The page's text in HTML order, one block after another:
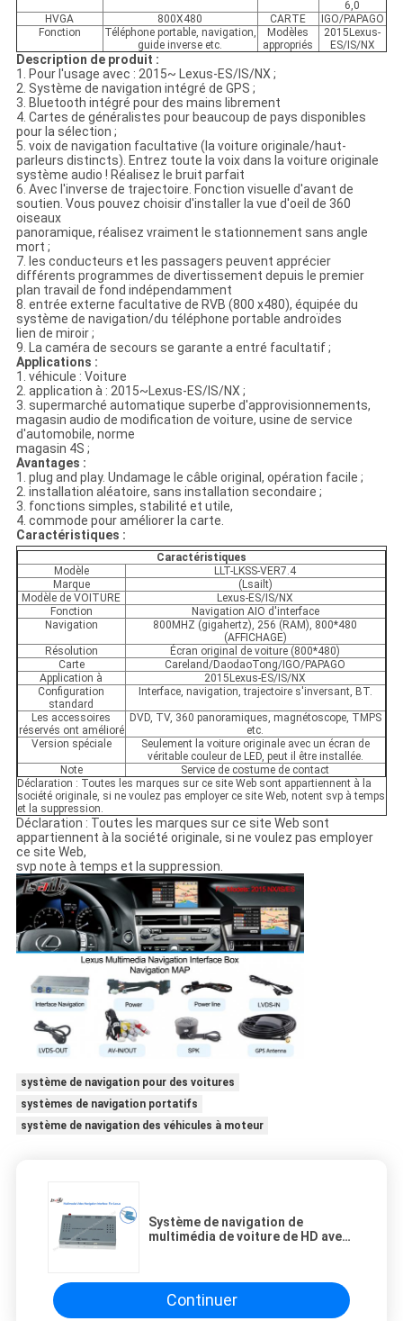
6,0
HVGA
800X480 CARTE
IGO/PAPAGO
Fonction
Téléphone portable, navigation,
guide inverse etc.
Modèles
appropriés
2015Lexus-
ES/IS/NX
Description de produit :
1. Pour l'usage avec : 2015~ Lexus-ES/IS/NX ;
2. Système de navigation intégré de GPS ;
3. Bluetooth intégré pour des mains librement
4. Cartes de généralistes pour beaucoup de pays disponibles
pour la sélection ;
5. voix de navigation facultative (la voiture originale/haut-
parleurs distincts). Entrez toute la voix dans la voiture originale
système audio ! Réalisez le bruit parfait
6. Avec l'inverse de trajectoire. Fonction visuelle d'avant de
soutien. Vous pouvez choisir d'installer la vue d'oeil de 360
oiseaux
panoramique, réalisez vraiment le stationnement sans angle
mort ;
7. les conducteurs et les passagers peuvent apprécier
différents programmes de divertissement depuis le premier
plan travail de fond indépendamment
8. entrée externe facultative de RVB (800 x480), équipée du
système de navigation/du téléphone portable androïdes
lien de miroir ;
9. La caméra de secours se garante a entré facultatif ;
Applications :
1. véhicule : Voiture
2. application à : 2015~Lexus-ES/IS/NX ;
3. supermarché automatique superbe d'approvisionnements,
magasin audio de modification de voiture, usine de service
d'automobile, norme
magasin 4S ;
Avantages :
1. plug and play. Undamage le câble original, opération facile ;
2. installation aléatoire, sans installation secondaire ;
3. fonctions simples, stabilité et utile,
4. commode pour améliorer la carte.
Caractéristiques :
Caractéristiques
Modèle
LLT-LKSS-VER7.4
Marque
(Lsailt)
Modèle de VOITURE
Lexus-ES/IS/NX
Fonction
Navigation AIO d'interface
Navigation
800MHZ (gigahertz), 256 (RAM), 800*480
(AFFICHAGE)
Résolution
Écran original de voiture (800*480)
Carte
Careland/DaodaoTong/IGO/PAPAGO
Application à
2015Lexus-ES/IS/NX
Configuration
standard
Interface, navigation, trajectoire s'inversant, BT.
Les accessoires
réservés ont amélioré
DVD, TV, 360 panoramiques, magnétoscope, TMPS
etc.
Version spéciale
Seulement la voiture originale avec un écran de
véritable couleur de LED, peut il être installée.
Note
Service de costume de contact
Déclaration : Toutes les marques sur ce site Web sont appartiennent à la
société originale, si ne voulez pas employer ce site Web, notent svp à temps
et la suppression.
Déclaration : Toutes les marques sur ce site Web sont
appartiennent à la société originale, si ne voulez pas employer
ce site Web,
svp note à temps et la suppression.
système de navigation pour des voitures
systèmes de navigation portatifs
système de navigation des véhicules à moteur
Système de navigation de
multimédia de voiture de HD avec
Continuer